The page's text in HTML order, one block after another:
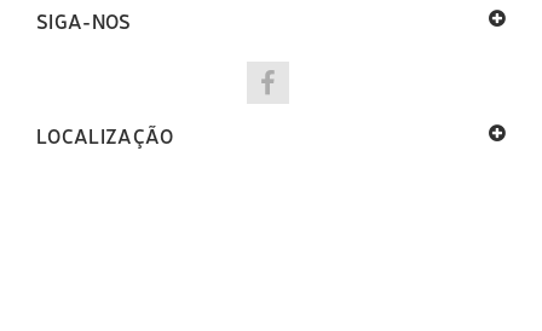
SIGA-NOS
LOCALIZAÇÃO